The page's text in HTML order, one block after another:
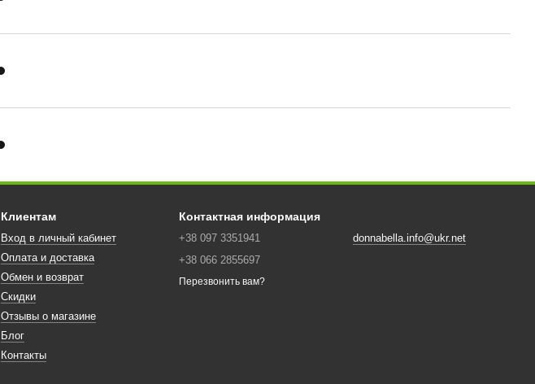
Клиентам
Вход в личный кабинет
Оплата и доставка
Обмен и возврат
Скидки
Отзывы о магазине
Блог
Контакты
Контактная информация
+38 097 3351941
+38 066 2855697
Перезвонить вам?
donnabella.info@ukr.net